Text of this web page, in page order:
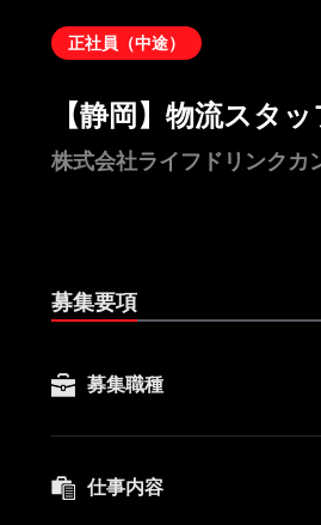
正社員（中途）
【静岡】物流スタ
株式会社ライフドリンクカ
募集要項
募集職種
仕事内容